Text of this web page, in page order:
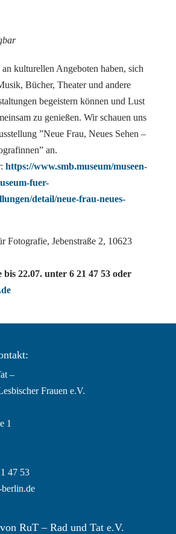
kulturellen Angeboten haben, sich
Bücher, Theater und andere
begeistern können und Lust
zu genießen. Wir schauen uns
”Neue Frau, Neues Sehen –
an.
https://www.smb.museum/museen-
fuer-
detail/neue-frau-neues-
Fotografie, Jebenstraße 2, 10623
22.07. unter 6 21 47 53 oder
–
Frauen e.V.
1
47 53
RuT – Rad und Tat e.V.